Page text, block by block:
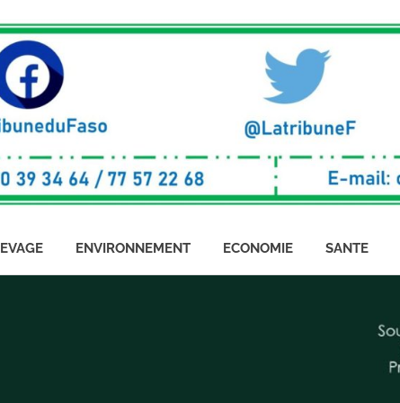
ENVIRONNEMENT ECONOMIE SANTE